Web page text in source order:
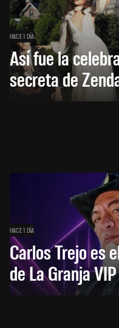
HACE 1 DÍA
Así fue la
secreta de
HACE 1 DÍA
Carlos Trejo es
de La Granja